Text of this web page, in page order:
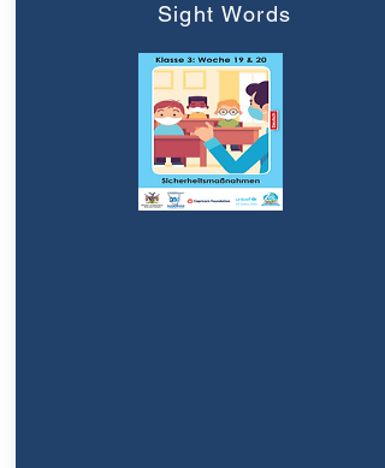
Sight Words